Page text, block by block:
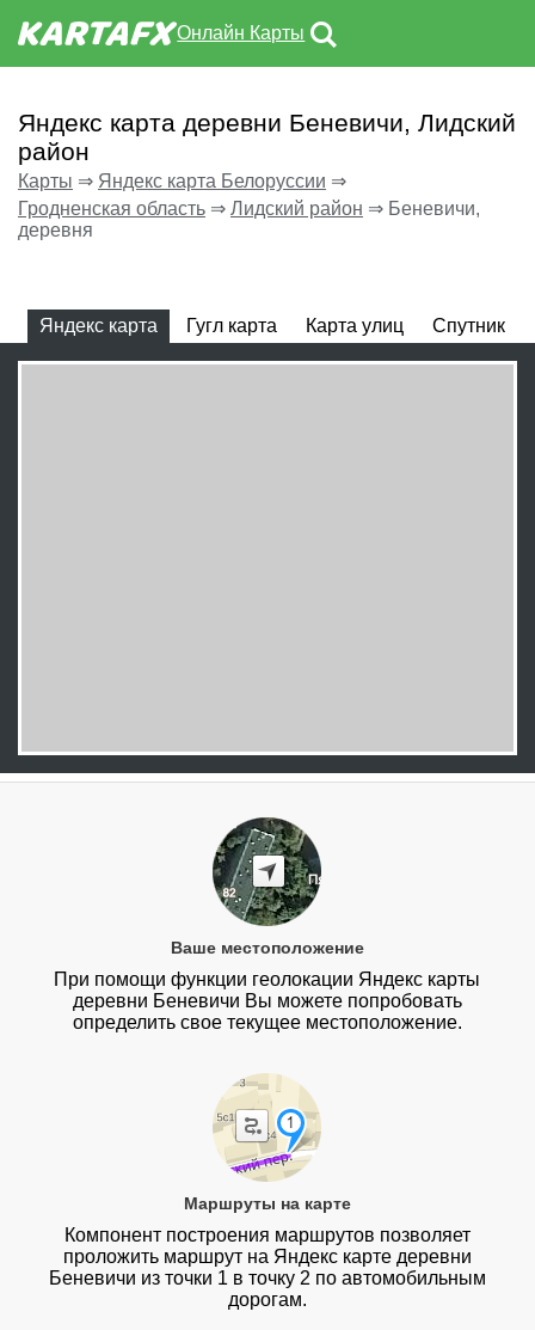
Онлайн Карты
Яндекс карта деревни Беневичи, Лидский
район
Карты ⇒ Яндекс карта Белоруссии ⇒
Гродненская область ⇒ Лидский район ⇒ Беневичи,
деревня
Яндекс карта Гугл карта Карта улиц Спутник
Ваше местоположение
При помощи функции геолокации Яндекс карты
деревни Беневичи Вы можете попробовать
определить свое текущее местоположение.
Маршруты на карте
Компонент построения маршрутов позволяет
проложить маршрут на Яндекс карте деревни
Беневичи из точки 1 в точку 2 по автомобильным
дорогам.